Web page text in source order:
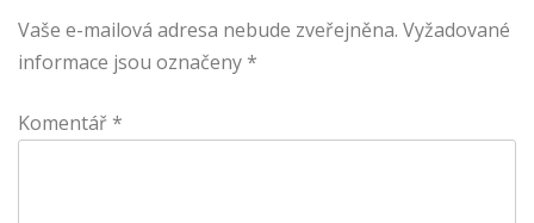
Vaše e-mailová adresa nebude zveřejněna. Vyžadované
informace jsou označeny *
Komentář *